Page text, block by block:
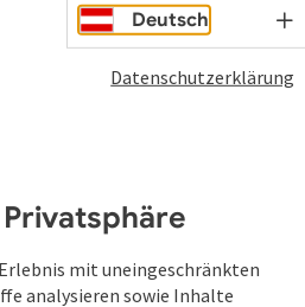
Deutsch
Datenschutzerklärung
mit uneingeschränkten
analysieren sowie Inhalte